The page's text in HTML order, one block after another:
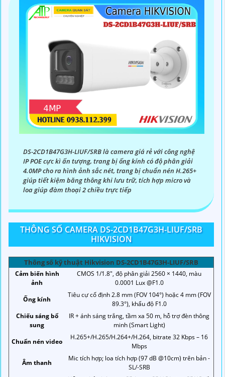
DS-2CD1B47G3H-LIUF/SRB là camera giá rẻ với công nghệ
IP POE cực kì ấn tượng, trang bị ống kính có độ phân giải
4.0MP cho ra hình ảnh sắc nét, trang bị chuẩn nén H.265+
giúp tiết kiệm băng thông khi lưu trữ, tích hợp micro và
loa giúp đàm thoại 2 chiều trực tiếp
THÔNG SỐ CAMERA DS-2CD1B47G3H-LIUF/SRB
HIKVISION
Thông số kỹ thuật Hikvision DS-2CD1B47G3H-LIUF/SRB
Cảm biến hình
ảnh
CMOS 1/1.8", độ phân giải 2560 × 1440, màu
0.0001 Lux @F1.0
Ống kính
Tiêu cự cố định 2.8 mm (FOV 104°) hoặc 4 mm (FOV
89.3°), khẩu độ F1.0
Chiếu sáng bổ
sung
IR + ánh sáng trắng, tầm xa 50 m, hỗ trợ đèn thông
minh (Smart Light)
Chuẩn nén video
H.265+/H.265/H.264+/H.264, bitrate 32 Kbps – 16
Mbps
Âm thanh
Mic tích hợp; loa tích hợp (97 dB @10cm) trên bản -
SL/-SRB